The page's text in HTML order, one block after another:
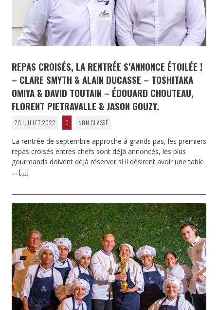
REPAS CROISÉS, LA RENTRÉE S’ANNONCE ÉTOILÉE !
– CLARE SMYTH & ALAIN DUCASSE – TOSHITAKA
OMIYA & DAVID TOUTAIN – ÉDOUARD CHOUTEAU,
FLORENT PIETRAVALLE & JASON GOUZY.
29 JUILLET 2022 0 NON CLASSÉ
La rentrée de septembre approche à grands pas, les premiers
repas croisés entres chefs sont déjà annoncés, les plus
gourmands doivent déjà réserver si il désirent avoir une table
… […]